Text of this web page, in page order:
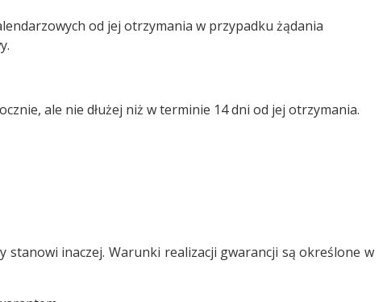
od jej otrzymania w przypadku żądania
ale nie dłużej niż w terminie 14 dni od jej otrzymania.
inaczej. Warunki realizacji gwarancji są określone w